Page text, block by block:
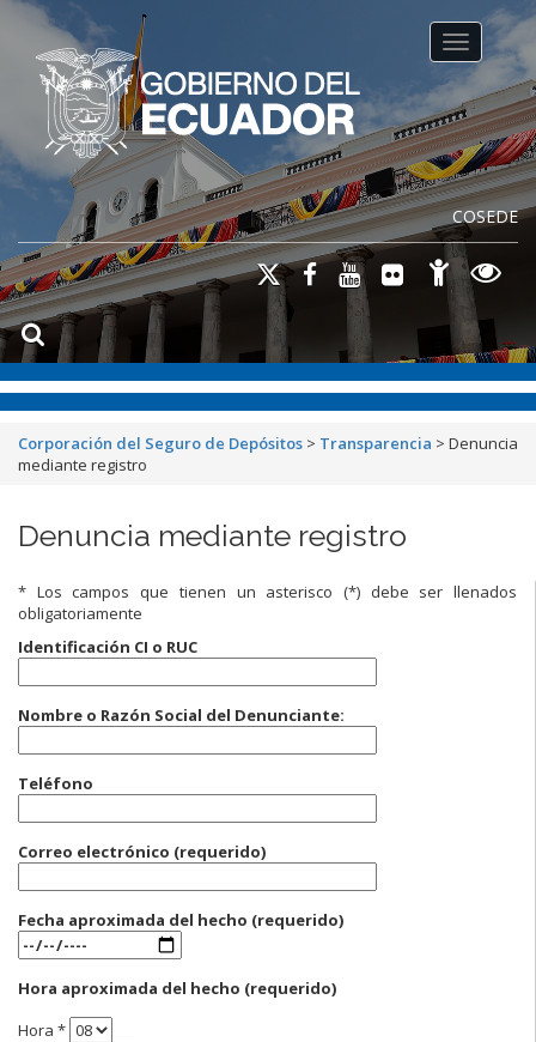
COSEDE
Toggle
Corporación del Seguro de Depósitos > Transparencia > Denuncia
mediante registro
Denuncia mediante registro
* Los campos que tienen un asterisco (*) debe ser llenados
obligatoriamente
Identificación CI o RUC
Nombre o Razón Social del Denunciante:
Teléfono
Correo electrónico (requerido)
Fecha aproximada del hecho (requerido)
Hora aproximada del hecho (requerido)
Hora *